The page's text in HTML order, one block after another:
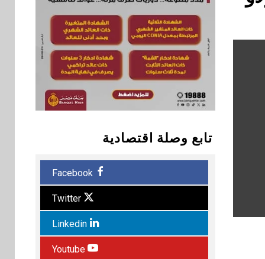
تابع وصلة اقتصادية
Facebook
Twitter
Linkedin
Youtube